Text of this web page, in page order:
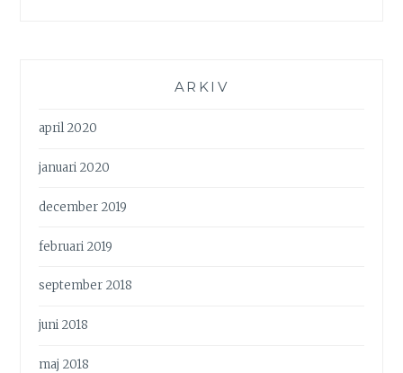
ARKIV
april 2020
januari 2020
december 2019
februari 2019
september 2018
juni 2018
maj 2018